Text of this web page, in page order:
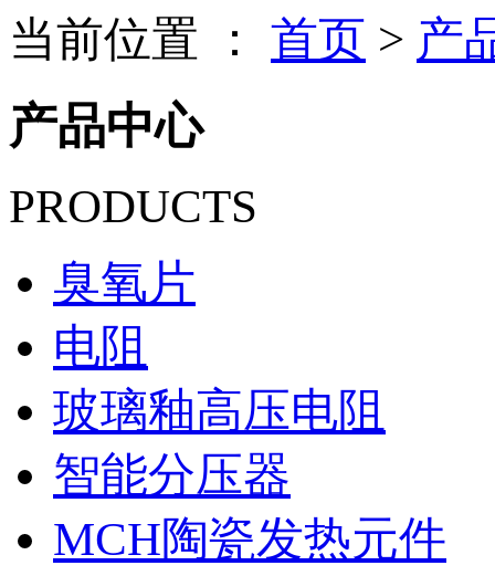
当前位置 ： 首页 > 产
产品中心
PRODUCTS
臭氧片
电阻
玻璃釉高压电阻
智能分压器
MCH陶瓷发热元件